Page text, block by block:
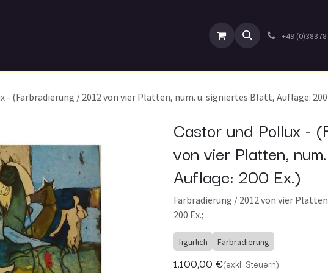
+49
- (Farbradierung / 2012 von vier Platten, num. u. signiertes Blatt, Auflage: 200
Castor und Pollux -
von vier Platten,
Auflage: 200 Ex.)
Farbradierung / 2012 von vier
200 Ex.;
figürlich Farbradierung
1.100,00 €(exkl. Steuern)